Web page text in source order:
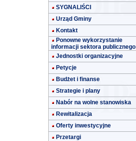
SYGNALIŚCI
Urząd Gminy
Kontakt
Ponowne wykorzystanie
informacji sektora publicznego
Jednostki organizacyjne
Petycje
Budżet i finanse
Strategie i plany
Nabór na wolne stanowiska
Rewitalizacja
Oferty inwestycyjne
Przetargi